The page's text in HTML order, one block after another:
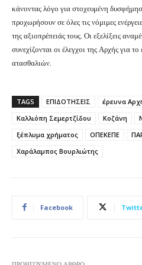
κάνοντας λόγο για στοχευμένη
προχωρήσουν σε όλες τις νόμιμες
της αξιοπρέπειάς τους. Οι εξελίξεις
συνεχίζονται οι έλεγχοι της Αρχής για
ατασθαλιών.
TAGS ΕΠΙΔΟΤΗΣΕΙΣ έρευνα
Καλλιόπη Σεμερτζίδου
Κοζάνη
ξέπλυμα χρήματος
ΟΠΕΚΕΠΕ
Χαράλαμπος Βουρλιώτης
Facebook